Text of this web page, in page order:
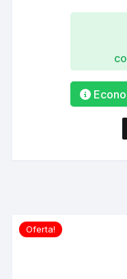
Oferta!